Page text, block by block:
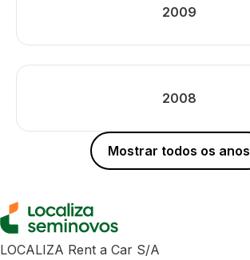
2009
2008
Mostrar todos os anos
LOCALIZA Rent a Car S/A